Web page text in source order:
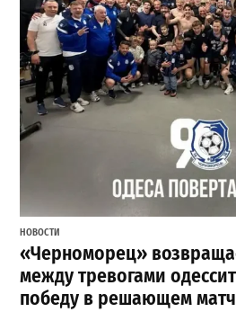
НОВОСТИ
«Черноморец»
между тревогами
победу в решающем